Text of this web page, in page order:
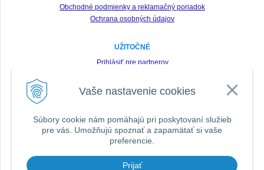
Vaše nastavenie cookies
Súbory cookie nám pomáhajú pri poskytovaní služieb
pre vás. Umožňujú spoznať a zapamätať si vaše
preferencie.
Prijať
Obchodné podmienky a reklamačný poriadok
Ochrana osobných údajov
UŽITOČNÉ
Prihlásiť pre partnerov
Zabudnuté heslo
SLEDUJTE NÁS VŠADE